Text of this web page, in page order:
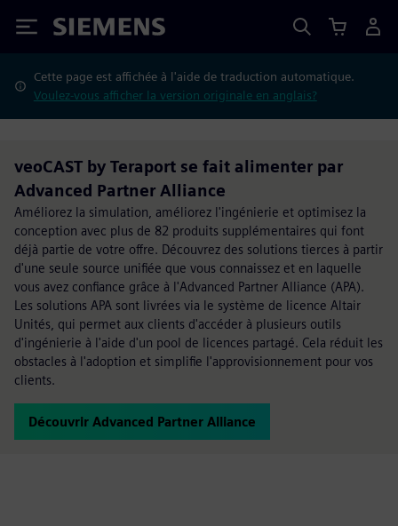
Siemens
Cette page est affichée à l'aide de traduction automatique.
Voulez-vous afficher la version originale en anglais?
veoCAST by Teraport se fait alimenter par
Advanced Partner Alliance
Améliorez la simulation, améliorez l'ingénierie et optimisez la
conception avec plus de 82 produits supplémentaires qui font
déjà partie de votre offre. Découvrez des solutions tierces à partir
d'une seule source unifiée que vous connaissez et en laquelle
vous avez confiance grâce à l'Advanced Partner Alliance (APA).
Les solutions APA sont livrées via le système de licence Altair
Unités, qui permet aux clients d'accéder à plusieurs outils
d'ingénierie à l'aide d'un pool de licences partagé. Cela réduit les
obstacles à l'adoption et simplifie l'approvisionnement pour vos
clients.
Découvrir Advanced Partner Alliance